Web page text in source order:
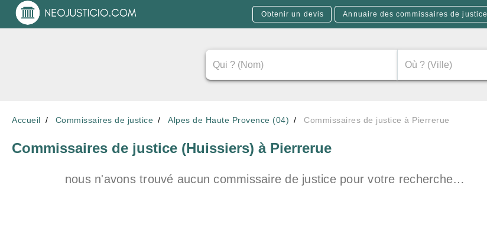
Obtenir un devis Annuaire des commissaires de justice
Accueil Commissaires de justice Alpes de Haute Provence (04) Commissaires de justice à Pierrerue
Commissaires de justice (Huissiers) à Pierrerue
nous n'avons trouvé aucun commissaire de justice pour votre recherche…